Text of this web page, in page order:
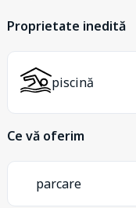
Proprietate inedită
piscină
Ce vă oferim
parcare